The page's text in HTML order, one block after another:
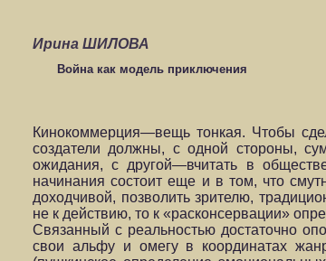
Ирина ШИЛОВА
Война как модель приключения
Кинокоммерция—вещь тонкая. Чтобы
создатели должны, с одной стороны,
ожидания, с другой—вчитать в
начинания состоит еще и в том, что
доходчивой, позволить зрителю,
не к действию, то к «расконсервации»
Связанный с реальностью достаточно
свои альфу и омегу в координатах